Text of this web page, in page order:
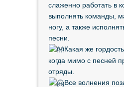
слаженно работать в
выполнять команды,
ногу, а также
песни.
Какая же
когда мимо с песней
отряды.
Все волнения